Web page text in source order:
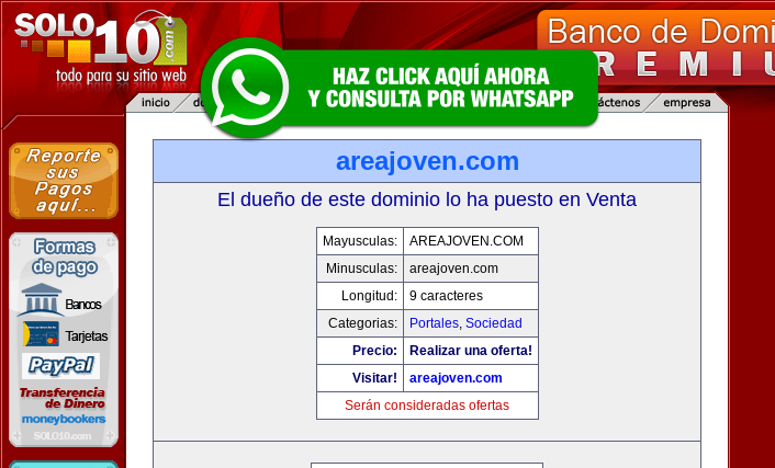
areajoven.com
El dueño de este dominio lo ha puesto en Venta
Mayusculas:
AREAJOVEN.COM
Minusculas:
areajoven.com
Longitud:
9 caracteres
Categorias:
Portales, Sociedad
Precio:
Realizar una oferta!
Visitar!
areajoven.com
Serán consideradas ofertas